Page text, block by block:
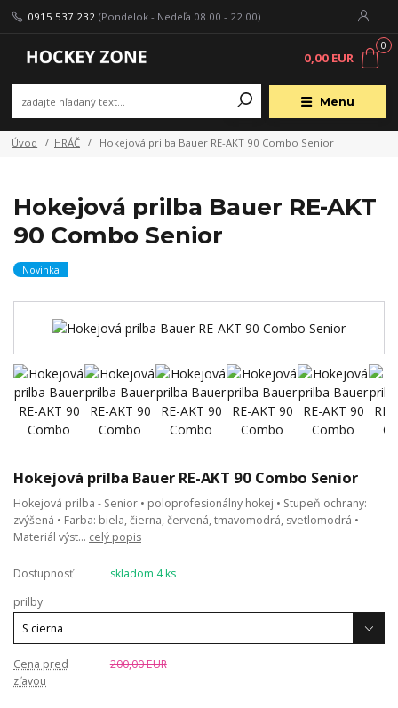
Menu
0915 537 232 (Pondelok - Nedeľa 08.00 - 22.00)
0
0,00 EUR
Úvod HRÁČ Hokejová prilba Bauer RE-AKT 90 Combo Senior
Hokejová prilba Bauer RE-AKT
90 Combo Senior
Novinka
Hokejová prilba Bauer RE-AKT 90 Combo Senior
Hokejová prilba - Senior • poloprofesionálny hokej • Stupeň ochrany:
zvýšená • Farba: biela, čierna, červená, tmavomodrá, svetlomodrá •
Materiál výst... celý popis
Dostupnosť
skladom 4 ks
prilby
Cena pred
zľavou
200,00 EUR